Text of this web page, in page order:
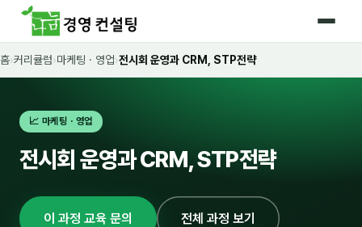
홈
🤖 AI · IT 교육
홈›커리큘럼›마케팅 · 영업›전시회 운영과 CRM, STP전략
📈 마케팅 · 영업
전시회 운영과 CRM, STP전략
이 과정 교육 문의 전체 과정 보기